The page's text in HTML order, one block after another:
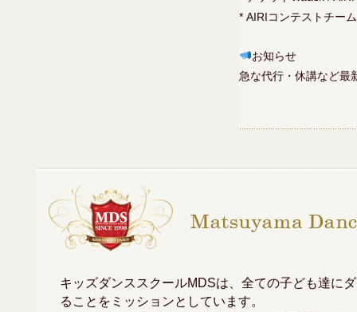
* AIRIコンテストチー
お知らせ
急な代行・休講など最
キッズダンススクールMDSは、全ての子ども達に
ることをミッションとしています。